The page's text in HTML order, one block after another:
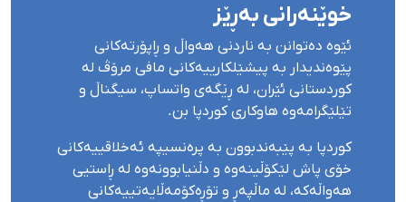
خوێنەرانی بەڕێز
ئێوە دەتوانن بە ناردنی هەواڵ و ڕاپۆرتەکانی
پێوەندیدار بە پیشێلکارییەکانی مافی مرۆڤ لە
کوردستانی ئێران، لە ڕێگەی واتساپ، سیگناڵ و
تێلێگرامەوە هاوکاری کوردپا بن.
کوردپا بە پێبەندبوون بە پرەنسیپە ئەخلاقییەکانی
خۆی پاش لێکۆڵینەوە و دڵنیابوونەوە لە ڕاستیی
هەواڵەکە، لە ماڵپەڕ و تۆڕەکۆمەڵایەتییەکانی